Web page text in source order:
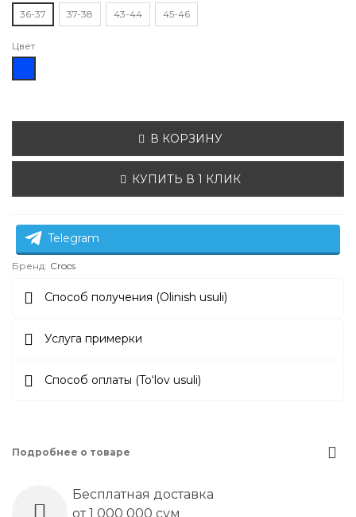
36-37
37-38 43-44 45-46
Цвет
белый
В КОРЗИНУ
КУПИТЬ В 1 КЛИК
Telegram
Бренд: Crocs
Способ получения (Olinish usuli)
Услуга примерки
Способ оплаты (To‘lov usuli)
Подробнее о товаре
Бесплатная доставка
от 1 000 000 сум